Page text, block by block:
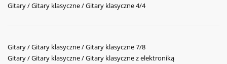
Gitary / Gitary klasyczne / Gitary klasyczne 4/4
Gitary / Gitary klasyczne / Gitary klasyczne 7/8
Gitary / Gitary klasyczne / Gitary klasyczne z elektroniką